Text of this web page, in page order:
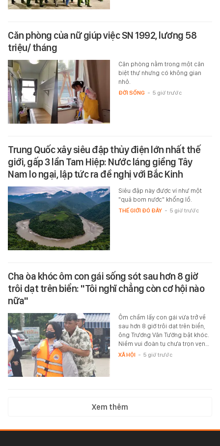
Căn phòng của nữ giúp việc SN 1992, lương 58
triệu/ tháng
Căn phòng nằm trong một căn
biệt thự nhưng có không gian
nhỏ.
ĐỜI SỐNG - 5 giờ trước
Trung Quốc xây siêu đập thủy điện lớn nhất thế
giới, gấp 3 lần Tam Hiệp: Nước láng giềng Tây
Nam lo ngại, lập tức ra đề nghị với Bắc Kinh
Siêu đập này được ví như một
"quả bom nước" khổng lồ.
THẾ GIỚI ĐÓ ĐÂY - 5 giờ trước
Cha òa khóc ôm con gái sống sót sau hơn 8 giờ
trôi dạt trên biển: "Tôi nghĩ chẳng còn cơ hội nào
nữa"
Ôm chầm lấy con gái vừa trở về
sau hơn 8 giờ trôi dạt trên biển,
ông Trương Văn Tường bật khóc.
Niềm vui đoàn tụ chưa trọn vẹn…
XÃ HỘI - 5 giờ trước
Xem thêm